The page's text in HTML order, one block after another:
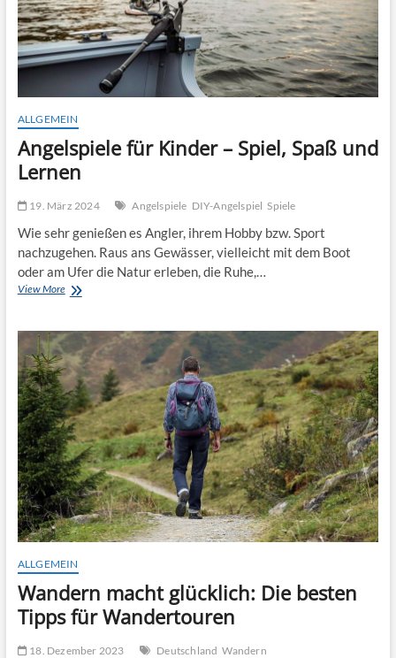
ALLGEMEIN
Angelspiele für Kinder – Spiel, Spaß und
Lernen
19. März 2024 Angelspiele DIY-Angelspiel Spiele
Wie sehr genießen es Angler, ihrem Hobby bzw. Sport
nachzugehen. Raus ans Gewässer, vielleicht mit dem Boot
oder am Ufer die Natur erleben, die Ruhe,…
View MoreAngelspiele
–
Spiel,
Spaß
und
Lernen
ALLGEMEIN
Wandern macht glücklich: Die besten
Tipps für Wandertouren
18. Dezember 2023 Deutschland Wandern